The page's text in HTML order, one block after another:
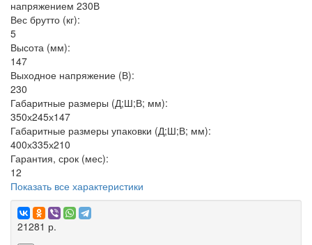
напряжением 230В
Вес брутто (кг):
5
Высота (мм):
147
Выходное напряжение (В):
230
Габаритные размеры (Д;Ш;В; мм):
350х245х147
Габаритные размеры упаковки (Д;Ш;В; мм):
400х335х210
Гарантия, срок (мес):
12
Показать все характеристики
21281 р.